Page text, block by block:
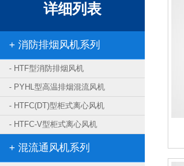
详细列表
+ 消防排烟风机系列
- HTF型消防排烟风机
- PYHL型高温排烟混流风机
- HTFC(DT)型柜式离心风机
- HTFC-V型柜式离心风机
+ 混流通风机系列